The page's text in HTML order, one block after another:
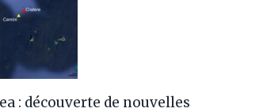
: découverte de nouvelles